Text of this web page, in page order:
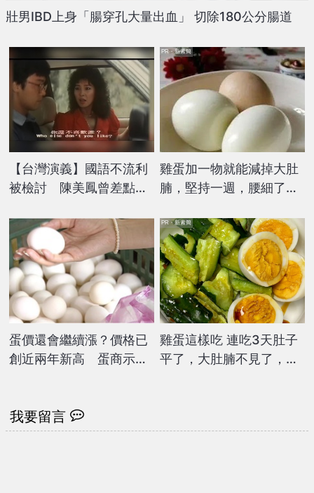
壯男IBD上身「腸穿孔大量出血」 切除180公分腸道
【台灣演義】國語不流利
被檢討 陳美鳳曾差點退
雞蛋加一物就能減掉大肚
腩，堅持一週，腰細了，
PR・新素簡
蛋價還會繼續漲？價格已
創近兩年新高 蛋商示
雞蛋這樣吃 連吃3天肚子
平了，大肚腩不見了，脂
PR・新素簡
我要留言